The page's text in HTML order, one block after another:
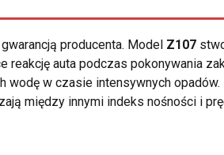
producenta. Model Z107
auta podczas pokonywania
w czasie intensywnych opadów.
między innymi indeks nośności i